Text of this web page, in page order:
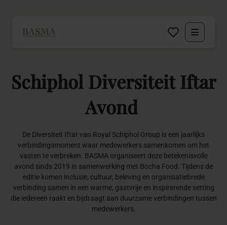
Zakelijk
Decoratie huren
Inspiratie
Over BASMA
Contact
Schiphol Diversiteit Iftar
Avond
De Diversiteit Iftar van Royal Schiphol Group is een jaarlijks
verbindingsmoment waar medewerkers samenkomen om het
vasten te verbreken. BASMA organiseert deze betekenisvolle
avond sinds 2019 in samenwerking met Bocha Food. Tijdens de
editie komen inclusie, cultuur, beleving en organisatiebrede
verbinding samen in een warme, gastvrije en inspirerende setting
die iedereen raakt en bijdraagt aan duurzame verbindingen tussen
medewerkers.